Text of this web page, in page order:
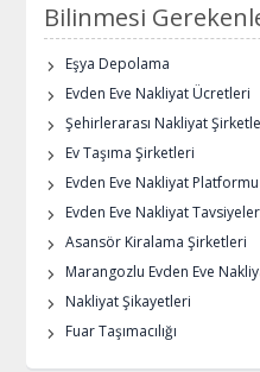
Bilinmesi
Eşya Depolama
Evden Eve Nakliyat Ücretleri
Şehirlerarası Nakliyat
Ev Taşıma Şirketleri
Evden Eve Nakliyat Platformu
Evden Eve Nakliyat
Asansör Kiralama Şirketleri
Marangozlu Evden Eve
Nakliyat Şikayetleri
Fuar Taşımacılığı